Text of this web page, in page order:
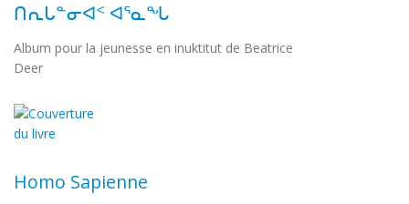
ᑎᕆᒐᓐᓂᐊᑉ ᐊᕐᓇᖓ
Album pour la jeunesse en inuktitut de Beatrice
Deer
Homo Sapienne